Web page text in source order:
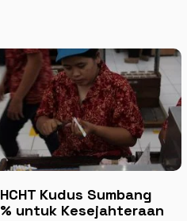
Kudus Sumbang
untuk Kesejahteraan